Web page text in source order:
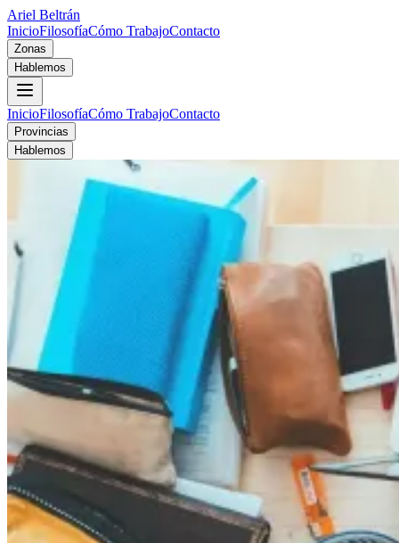
Ariel Beltrán
InicioFilosofíaCómo TrabajoContacto
Zonas
Hablemos
InicioFilosofíaCómo TrabajoContacto
Provincias
Hablemos